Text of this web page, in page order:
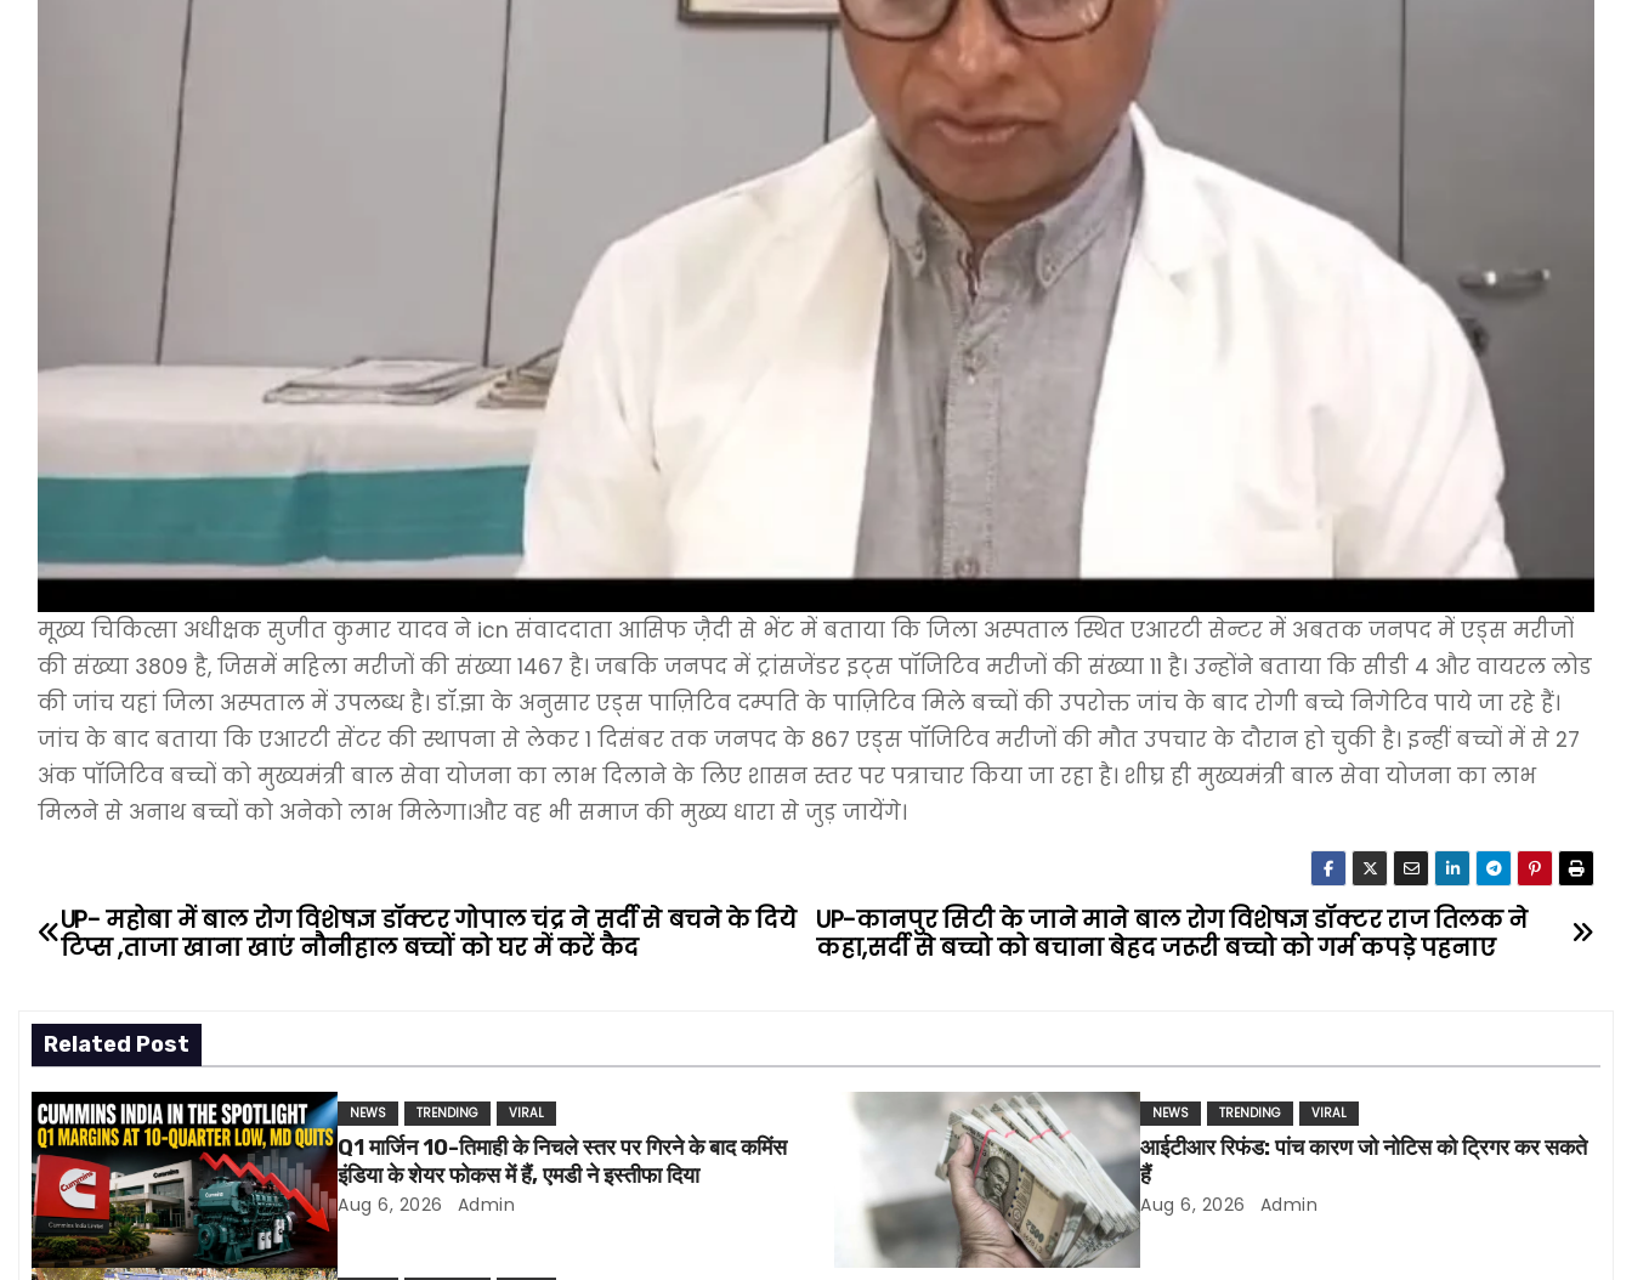
मूख्य चिकित्सा अधीक्षक सुजीत कुमार यादव ने icn संवाददाता आसिफ जै़दी से भेंट में बताया कि जिला अस्पताल स्थित एआरटी सेन्टर में अबतक जनपद में एड्स मरीजों
की संख्या 3809 है, जिसमें महिला मरीजों की संख्या 1467 है। जबकि जनपद में ट्रांसजेंडर इट्स पॉजिटिव मरीजों की संख्या 11 है। उन्होंने बताया कि सीडी 4 और वायरल लोड
की जांच यहां जिला अस्पताल में उपलब्ध है। डॉ.झा के अनुसार एड्स पाज़िटिव दम्पति के पाज़िटिव मिले बच्चों की उपरोक्त जांच के बाद रोगी बच्चे निगेटिव पाये जा रहे हैं।
जांच के बाद बताया कि एआरटी सेंटर की स्थापना से लेकर 1 दिसंबर तक जनपद के 867 एड्स पॉजिटिव मरीजों की मौत उपचार के दौरान हो चुकी है। इन्हीं बच्चों में से 27
अंक पॉजिटिव बच्चों को मुख्यमंत्री बाल सेवा योजना का लाभ दिलाने के लिए शासन स्तर पर पत्राचार किया जा रहा है। शीघ्र ही मुख्यमंत्री बाल सेवा योजना का लाभ
मिलने से अनाथ बच्चों को अनेको लाभ मिलेगा।और वह भी समाज की मुख्य धारा से जुड़ जायेंगे।
P
s
t
n
a
v
UP-कानपुर सिटी के जाने माने बाल रोग विशेषज्ञ डॉक्टर राज तिलक ने
कहा,सर्दी से बच्चो को बचाना बेहद जरूरी बच्चो को गर्म कपड़े पहनाए
UP- महोबा में बाल रोग विशेषज्ञ डॉक्टर गोपाल चंद्र ने सर्दी से बचने के दिये
टिप्स ,ताजा खाना खाएं नौनीहाल बच्चों को घर में करें कैद
Related Post
NEWS TRENDING VIRAL
Q1 मार्जिन 10-तिमाही के निचले स्तर पर गिरने के बाद कमिंस
इंडिया के शेयर फोकस में हैं, एमडी ने इस्तीफा दिया
Aug 6, 2026 Admin
NEWS TRENDING VIRAL
आईटीआर रिफंड: पांच कारण जो नोटिस को ट्रिगर कर सकते
हैं
Aug 6, 2026 Admin